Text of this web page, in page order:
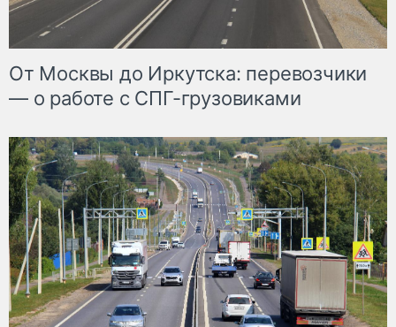
От Москвы до Иркутска: перевозчики
— о работе с СПГ-грузовиками